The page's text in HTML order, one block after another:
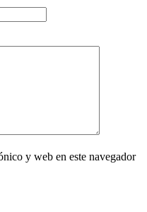
y web en este navegador